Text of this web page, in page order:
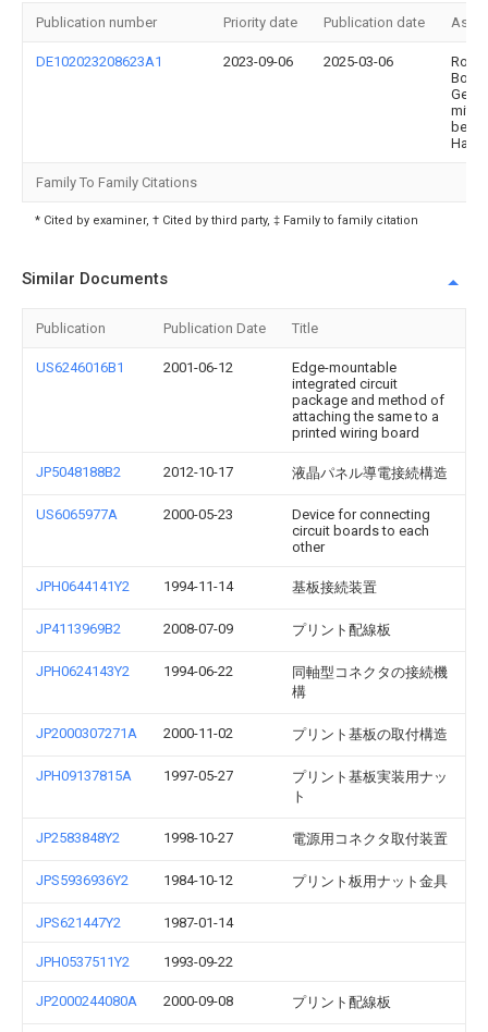
Publication number Priority date Publication date
DE102023208623A1 2023-09-06 2025-03-06
mit
Family To Family Citations
* Cited by examiner, † Cited by third party, ‡ Family to family citation
Similar Documents
Publication Publication Date Title
US6246016B1 2001-06-12
Edge-mountable
integrated circuit
package and method of
attaching the same to a
printed wiring board
JP5048188B2 2012-10-17 液晶パネル導電接続構造
US6065977A 2000-05-23
Device for connecting
circuit boards to each
other
JPH0644141Y2 1994-11-14 基板接続装置
JP4113969B2 2008-07-09 プリント配線板
JPH0624143Y2 1994-06-22
同軸型コネクタの接続機
構
JP2000307271A 2000-11-02 プリント基板の取付構造
JPH09137815A 1997-05-27
プリント基板実装用ナッ
ト
JP2583848Y2 1998-10-27 電源用コネクタ取付装置
JPS5936936Y2 1984-10-12 プリント板用ナット金具
JPS621447Y2 1987-01-14
JPH0537511Y2 1993-09-22
JP2000244080A 2000-09-08 プリント配線板